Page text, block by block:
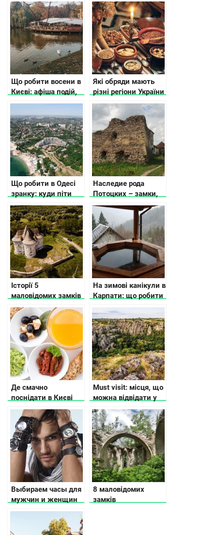
Що робити восени в
Києві: афіша подій,
ідеї і рекомендації
Які обряди мають
різні регіони України
на Різдво
Що робити в Одесі
зранку: куди піти
поїсти і де погуляти
Наследие рода
Потоцких – замки,
крепости, усадьбы
Історії 5
маловідомих замків
Хмельницької
області
На зимові канікули в
Карпати: що робити
Де смачно
поснідати в Києві
Must visit: місця, що
можна відвідати у
Листопаді
Выбираем часы для
мужчин и женщин
8 маловідомих
замків